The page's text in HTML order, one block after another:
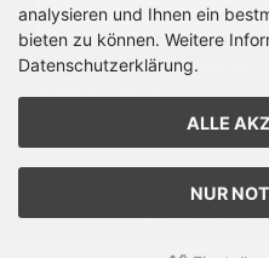
Der Newsletter kann jederzeit
HELLEMANN
by
analysieren und Ihnen ein
bieten zu können. Weitere
Datenschutzerklärung.
ALLE
NUR